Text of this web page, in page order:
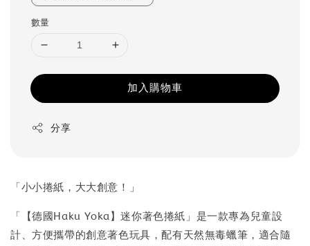
數量
加入購物車
分享
「小小捲紙，大大創意！」
「【德國Haku Yoka】迷你著色捲紙」是一款專為兒童設
計、方便攜帶的創意著色玩具，配有天然無毒蠟筆，適合隨